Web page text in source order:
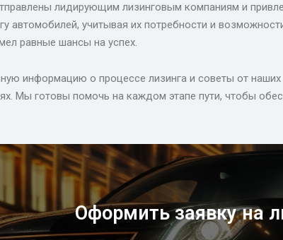
лидирующим лизинговым компаниям и
автомобилей, учитывая их потребности и
равные шансы на успех.
информацию о процессе лизинга и советы от
Мы готовы помочь на каждом этапе пути, чтобы
Оформить заявку на